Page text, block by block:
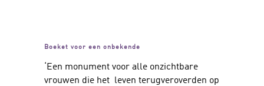
Boeket voor een onbekende
‘Een monument voor alle onzichtbare
vrouwen die het ­ leven terugveroverden op